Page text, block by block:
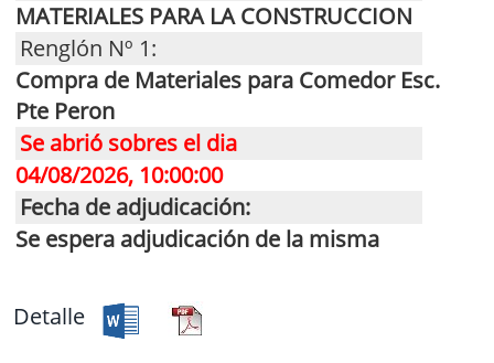
MATERIALES PARA LA CONSTRUCCION
Renglón Nº 1:
Compra de Materiales para Comedor Esc.
Pte Peron
Se abrió sobres el dia
04/08/2026, 10:00:00
Fecha de adjudicación:
Se espera adjudicación de la misma
Detalle